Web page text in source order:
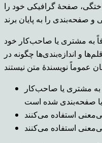
صفحهٔ گرافیکی خود را
به مشتری یا صاحب‌کار خود
و اندازه‌بندی‌ها چگونه در
عموماً نویسندهٔ متن نیستند
مشتری یا صاحب‌کار
استفاده می‌کنند
استفاده می‌کنند